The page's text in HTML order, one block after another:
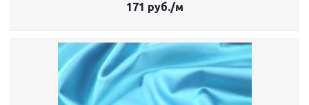
171 руб./м